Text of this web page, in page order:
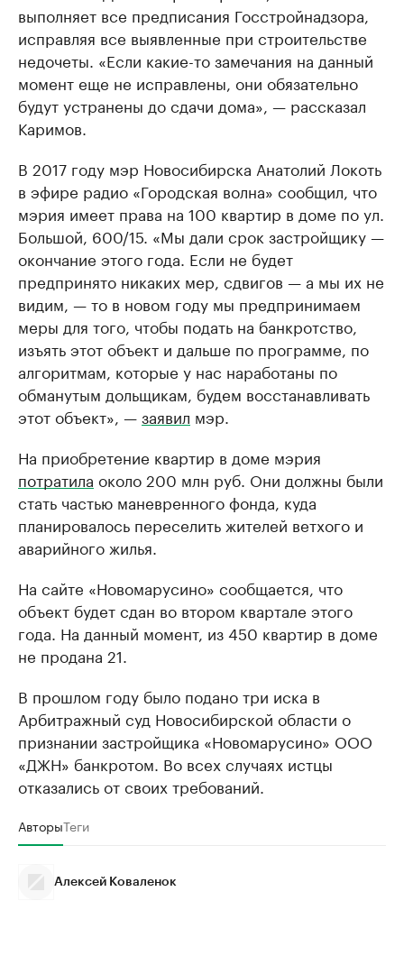
выполняет все предписания Госстройнадзора,
исправляя все выявленные при строительстве
недочеты. «Если какие-то замечания на данный
момент еще не исправлены, они обязательно
будут устранены до сдачи дома», — рассказал
Каримов.
В 2017 году мэр Новосибирска Анатолий Локоть
в эфире радио «Городская волна» сообщил, что
мэрия имеет права на 100 квартир в доме по ул.
Большой, 600/15. «Мы дали срок застройщику —
окончание этого года. Если не будет
предпринято никаких мер, сдвигов — а мы их не
видим, — то в новом году мы предпринимаем
меры для того, чтобы подать на банкротство,
изъять этот объект и дальше по программе, по
алгоритмам, которые у нас наработаны по
обманутым дольщикам, будем восстанавливать
этот объект», —заявил мэр.
На приобретение квартир в доме мэрия
потратила около 200 млн руб. Они должны были
стать частью маневренного фонда, куда
планировалось переселить жителей ветхого и
аварийного жилья.
На сайте «Новомарусино» сообщается, что
объект будет сдан во втором квартале этого
года. На данный момент, из 450 квартир в доме
не продана 21.
В прошлом году было подано три иска в
Арбитражный суд Новосибирской области о
признании застройщика «Новомарусино» ООО
«ДЖН» банкротом. Во всех случаях истцы
отказались от своих требований.
АвторыТеги
Алексей Коваленок